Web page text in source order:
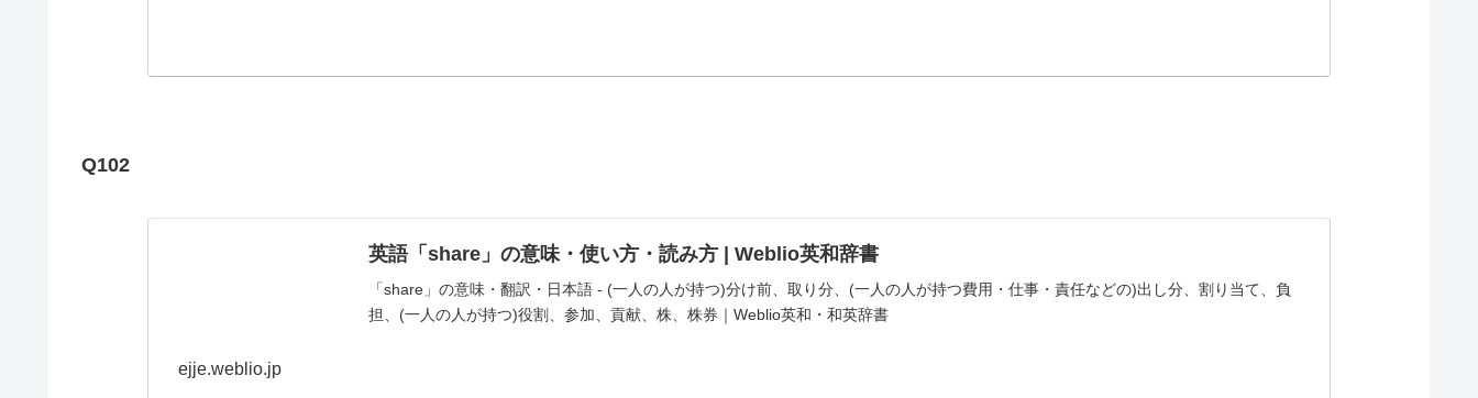
Q102
英語「share」の意味・使い方・読み方 | Weblio英和辞書
「share」の意味・翻訳・日本語 - (一人の人が持つ)分け前、取り分、(一人の人が持つ費用・仕事・責任などの)出し分、割り当て、負
担、(一人の人が持つ)役割、参加、貢献、株、株券｜Weblio英和・和英辞書
ejje.weblio.jp